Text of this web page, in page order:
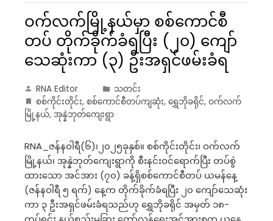
ဝက်လက်မြို့နယ်မှာ စစ်ကောင်စီ
တပ် တိုက်ခိုက်ခံရပြီး (၂၀) ကျော်
သေဆုံးကာ (၃) ဦးအရှင်ဖမ်းခံရ
RNA Editor
သတင်း
စစ်ကိုင်းတိုင်း, စစ်ကောင်စီတပ်ကျဆုံး, ရွှေဘိုခရိုင်, ဝက်လက်
မြို့နယ်, အုန္နဲဘုတ်ကျေးရွာ
RNA_ဇန်နဝါရီ(၆)၊၂၀၂၅ခုနှစ်။ စစ်ကိုင်းတိုင်း၊ ဝက်လက်
မြို့နယ်၊ အုန္နဲဘုတ်ကျေးရွာကို စီးနင်းဝင်ရောက်ပြီး တပ်စွဲ
ထားသော အင်အား (၇၀) ခန့်ရှိစစ်ကောင်စီတပ် ယမန်နေ့
(ဇန်နဝါရီ ၅ ရက်) နေ့က တိုက်ခိုက်ခံရပြီး ၂၀ ကျော်သေဆုံး
ကာ ၃ ဦးအရှင်ဖမ်းခံရသည်ဟု ရွှေဘိုခရိုင် အမှတ် ၁၈-